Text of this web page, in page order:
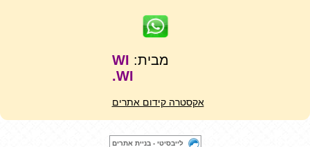
מבית: WI
WI.
אקסטרה קידום אתרים
לייבסיטי - בניית אתרים